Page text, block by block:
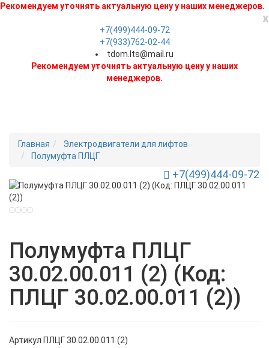
Рекомендуем уточнять актуальную цену у наших менеджеров.
x
+7(499)444-09-72
+7(933)762-02-44
tdom.lts@mail.ru
Рекомендуем уточнять актуальную цену у наших
менеджеров.
+7(499)444-09-72
Toggle Navigation
Главная
Электродвигатели для лифтов
Полумуфта ПЛЦГ
Полумуфта ПЛЦГ
30.02.00.011 (2) (Код:
ПЛЦГ 30.02.00.011 (2))
Артикул ПЛЦГ 30.02.00.011 (2)